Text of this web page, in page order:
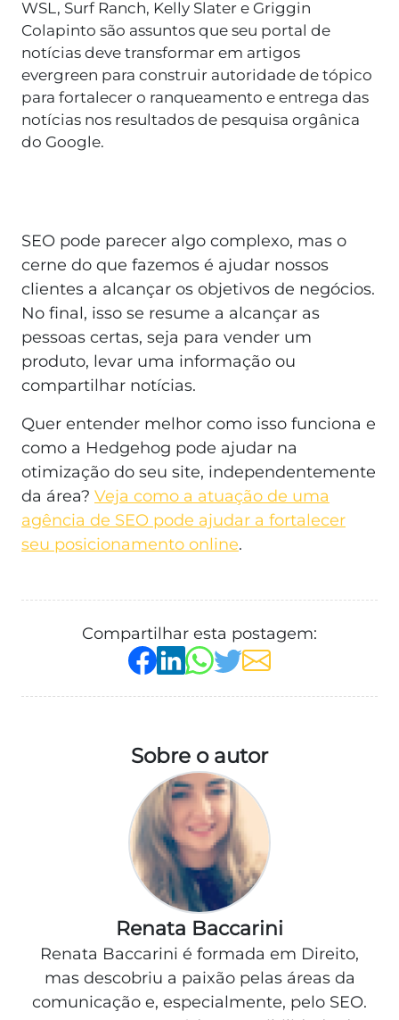
WSL, Surf Ranch, Kelly Slater e Griggin
Colapinto são assuntos que seu portal de
notícias deve transformar em artigos
evergreen para construir autoridade de tópico
para fortalecer o ranqueamento e entrega das
notícias nos resultados de pesquisa orgânica
do Google.
SEO pode parecer algo complexo, mas o
cerne do que fazemos é ajudar nossos
clientes a alcançar os objetivos de negócios.
No final, isso se resume a alcançar as
pessoas certas, seja para vender um
produto, levar uma informação ou
compartilhar notícias.
Quer entender melhor como isso funciona e
como a Hedgehog pode ajudar na
otimização do seu site, independentemente
da área? Veja como a atuação de uma
agência de SEO pode ajudar a fortalecer
seu posicionamento online.
Compartilhar esta postagem:
Sobre o autor
Renata Baccarini
Renata Baccarini é formada em Direito,
mas descobriu a paixão pelas áreas da
comunicação e, especialmente, pelo SEO.